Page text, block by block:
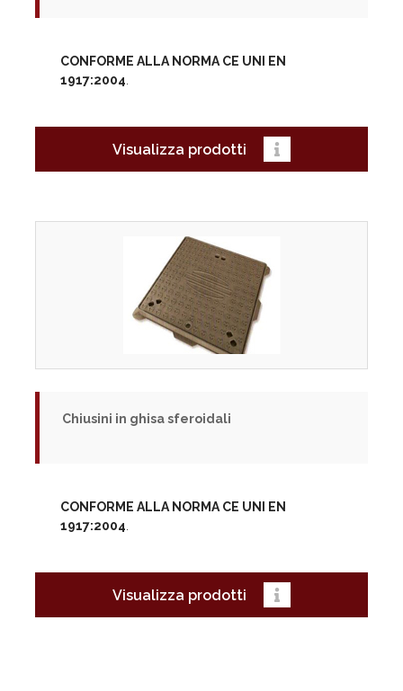
CONFORME ALLA NORMA CE UNI EN
1917:2004
Visualizza prodotti
Chiusini in ghisa sferoidali
CONFORME ALLA NORMA CE UNI EN
1917:2004
Visualizza prodotti